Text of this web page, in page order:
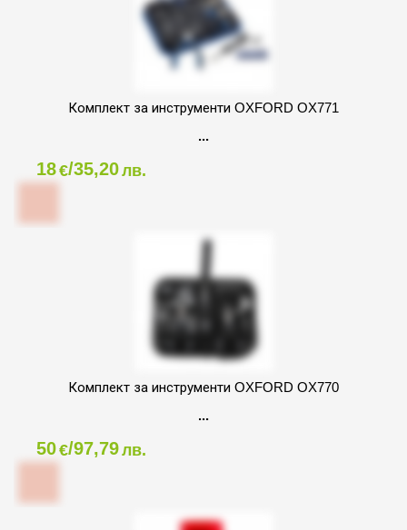
Комплект за инструменти OXFORD OX771
18€/35,20лв.
Комплект за инструменти OXFORD OX770
50€/97,79лв.